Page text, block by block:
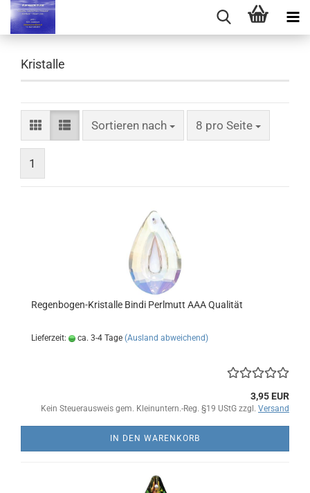
Kristalle
Sortieren nach
Sortieren nach 8 pro Seite
pro Seite
1
Regenbogen-Kristalle Bindi Perlmutt AAA Qualität
Lieferzeit: ca. 3-4 Tage (Ausland abweichend)
3,95 EUR
Kein Steuerausweis gem. Kleinuntern.-Reg. §19 UStG zzgl. Versand
IN DEN WARENKORB